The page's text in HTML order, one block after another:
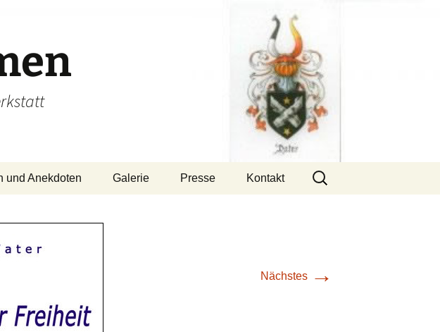
und Anekdoten Galerie Presse Kontakt
Suchen
nach:
Nächstes →